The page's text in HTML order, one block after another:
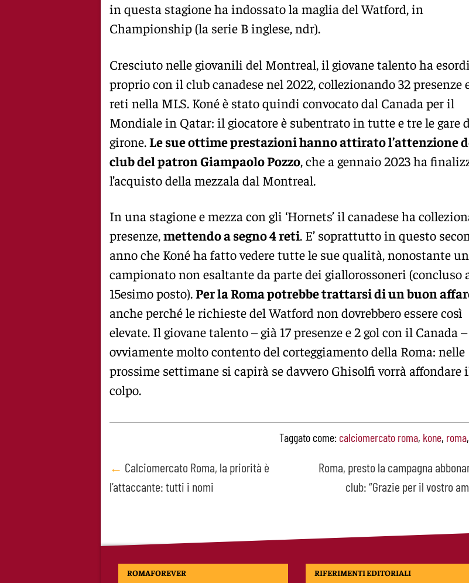
in questa stagione ha indossato la maglia del Watford, in
Championship (la serie B inglese, ndr).
Cresciuto nelle giovanili del Montreal, il giovane talento ha
proprio con il club canadese nel 2022, collezionando 32 presenze
reti nella MLS. Koné è stato quindi convocato dal Canada per il
Mondiale in Qatar: il giocatore è subentrato in tutte e tre le gare
girone. Le sue ottime prestazioni hanno attirato l’attenzione
club del patron Giampaolo Pozzo, che a gennaio 2023 ha
l’acquisto della mezzala dal Montreal.
In una stagione e mezza con gli ‘Hornets’ il canadese ha
presenze,mettendo a segno 4 reti. E’ soprattutto in questo
anno che Koné ha fatto vedere tutte le sue qualità, nonostante un
campionato non esaltante da parte dei giallorossoneri (concluso
15esimo posto).Per la Roma potrebbe trattarsi di un buon
anche perché le richieste del Watford non dovrebbero essere così
elevate. Il giovane talento – già 17 presenze e 2 gol con il Canada
ovviamente molto contento del corteggiamento della Roma: nelle
prossime settimane si capirà se davvero Ghisolfi vorrà affondare
colpo.
Taggato come: calciomercato roma, kone, roma,
Post
navigation
← Calciomercato Roma, la priorità è
l’attaccante: tutti i nomi
Roma, presto la campagna
club: “Grazie per il vostro
ROMAFOREVER RIFERIMENTI EDITORIALI